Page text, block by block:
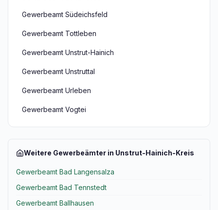
Gewerbeamt Südeichsfeld
Gewerbeamt Tottleben
Gewerbeamt Unstrut-Hainich
Gewerbeamt Unstruttal
Gewerbeamt Urleben
Gewerbeamt Vogtei
Weitere Gewerbeämter in Unstrut-Hainich-Kreis
Gewerbeamt Bad Langensalza
Gewerbeamt Bad Tennstedt
Gewerbeamt Ballhausen